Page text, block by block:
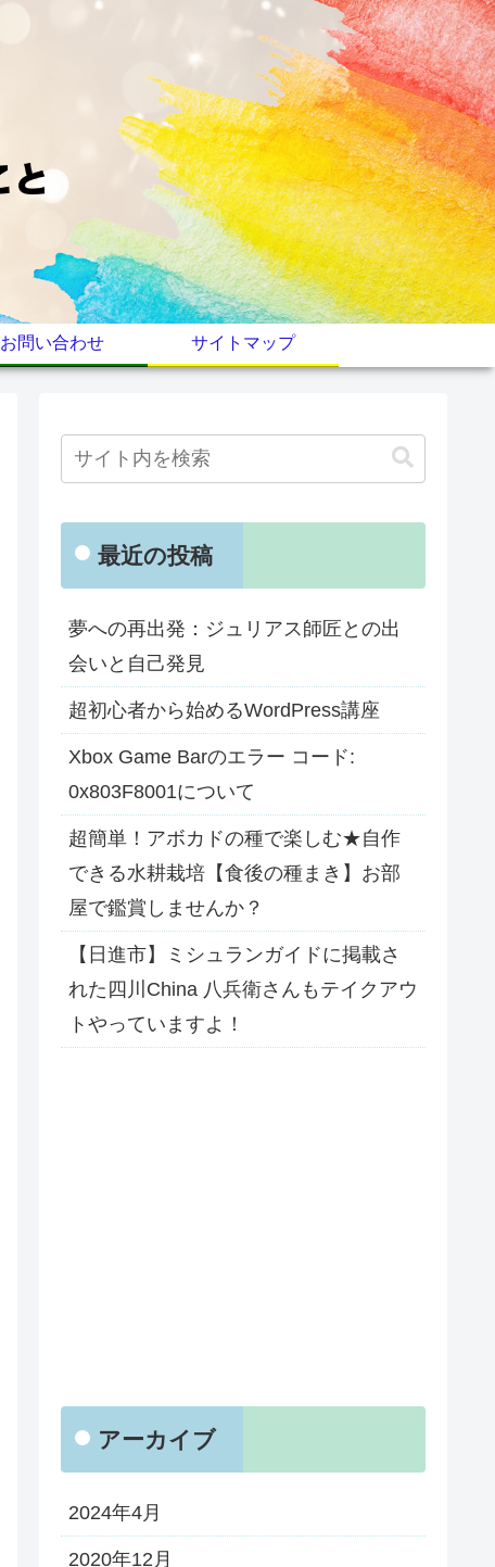
お問い合わせ サイトマップ
最近の投稿
夢への再出発：ジュリアス師匠との出
会いと自己発見
超初心者から始めるWordPress講座
Xbox Game Barのエラー コード:
0x803F8001について
超簡単！アボカドの種で楽しむ★自作
できる水耕栽培【食後の種まき】お部
屋で鑑賞しませんか？
【日進市】ミシュランガイドに掲載さ
れた四川China 八兵衛さんもテイクアウ
トやっていますよ！
アーカイブ
2024年4月
2020年12月